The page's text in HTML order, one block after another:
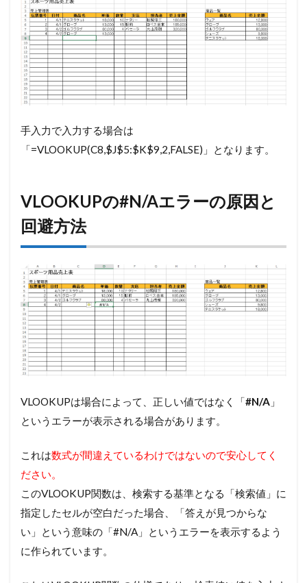
手入力で入力する場合は
「=VLOOKUP(C8,$J$5:$K$9,2,FALSE)」となります。
VLOOKUPの#N/Aエラーの原因と
回避方法
VLOOKUPは場合によって、正しい値ではなく「#N/A 」
というエラーが表示される場合があります。
これは数式が間違えているわけではないので安心してく
ださい。
このVLOOKUP関数は、検索する基準となる「検索値」に
指定したセルが空白だった場合、「答えが見つからな
い」という意味の「#N/A」というエラーを表示するよう
に作られています。